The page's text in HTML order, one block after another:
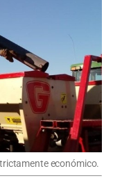
económico.